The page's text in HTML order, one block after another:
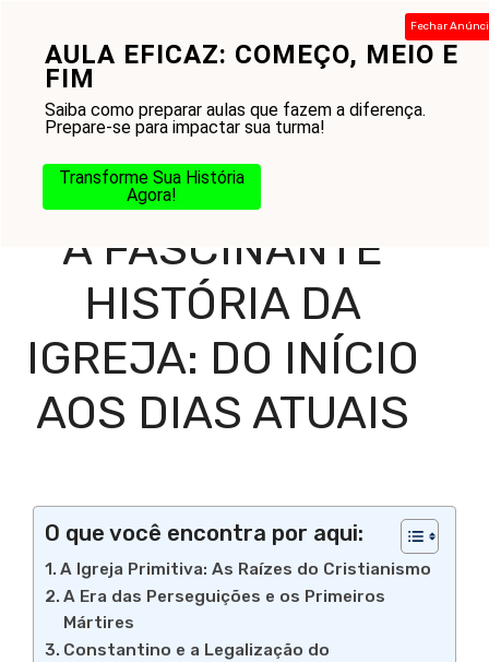
AULA EFICAZ: COMEÇO, MEIO E
FIM
Saiba como preparar aulas que fazem a diferença.
Prepare-se para impactar sua turma!
Transforme Sua História
Agora!
Fechar
conteúdo
Menu
Home-Blog-Amor ao Próximo-Igreja
História da Igreja: Do Início aos Dias Atuais
A FASCINANTE
HISTÓRIA DA
IGREJA: DO INÍCIO
AOS DIAS ATUAIS
O que você encontra por aqui:
A Igreja Primitiva: As Raízes do Cristianismo
A Era das Perseguições e os Primeiros
Mártires
Constantino e a Legalização do